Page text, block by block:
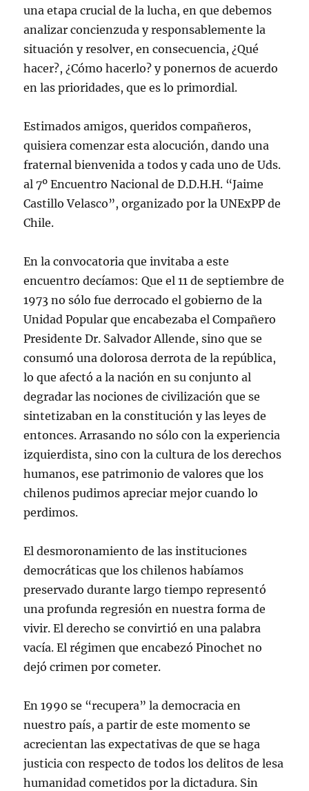
una etapa crucial de la lucha, en que debemos
analizar concienzuda y responsablemente la
situación y resolver, en consecuencia, ¿Qué
hacer?, ¿Cómo hacerlo? y ponernos de acuerdo
en las prioridades, que es lo primordial.
Estimados amigos, queridos compañeros,
quisiera comenzar esta alocución, dando una
fraternal bienvenida a todos y cada uno de Uds.
al 7º Encuentro Nacional de D.D.H.H. “Jaime
Castillo Velasco”, organizado por la UNExPP de
Chile.
En la convocatoria que invitaba a este
encuentro decíamos: Que el 11 de septiembre de
1973 no sólo fue derrocado el gobierno de la
Unidad Popular que encabezaba el Compañero
Presidente Dr. Salvador Allende, sino que se
consumó una dolorosa derrota de la república,
lo que afectó a la nación en su conjunto al
degradar las nociones de civilización que se
sintetizaban en la constitución y las leyes de
entonces. Arrasando no sólo con la experiencia
izquierdista, sino con la cultura de los derechos
humanos, ese patrimonio de valores que los
chilenos pudimos apreciar mejor cuando lo
perdimos.
El desmoronamiento de las instituciones
democráticas que los chilenos habíamos
preservado durante largo tiempo representó
una profunda regresión en nuestra forma de
vivir. El derecho se convirtió en una palabra
vacía. El régimen que encabezó Pinochet no
dejó crimen por cometer.
En 1990 se “recupera” la democracia en
nuestro país, a partir de este momento se
acrecientan las expectativas de que se haga
justicia con respecto de todos los delitos de lesa
humanidad cometidos por la dictadura. Sin